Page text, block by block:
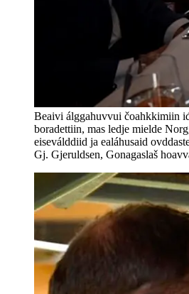
Beaivi álggahuvvui čoahkkimiin
boradettiin, mas ledje mielde
eiseválddiid ja ealáhusaid
Gj. Gjeruldsen, Gonagaslaš